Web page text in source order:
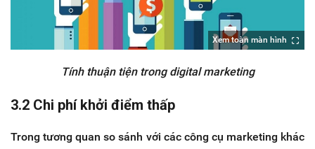
Xem toàn màn hình
Tính thuận tiện trong digital marketing
3.2 Chi phí khởi điểm thấp
Trong tương quan so sánh với các công cụ marketing khác